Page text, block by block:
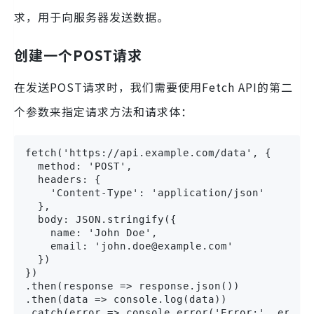
求，用于向服务器发送数据。
创建一个POST请求
在发送POST请求时，我们需要使用Fetch API的第二
个参数来指定请求方法和请求体：
fetch('https://api.example.com/data', {
  method: 'POST',
  headers: {
    'Content-Type': 'application/json'
  },
  body: JSON.stringify({
    name: 'John Doe',
    email: 'john.doe@example.com'
  })
})
.then(response => response.json())
.then(data => console.log(data))